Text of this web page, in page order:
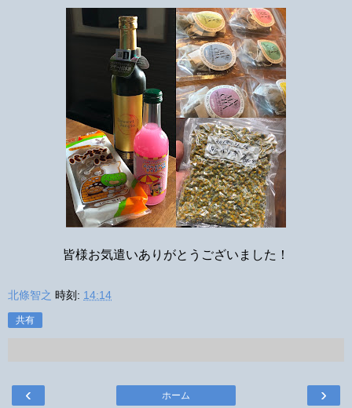
皆様お気遣いありがとうございました！
北條智之 時刻: 14:14
共有
‹ ›
ホーム